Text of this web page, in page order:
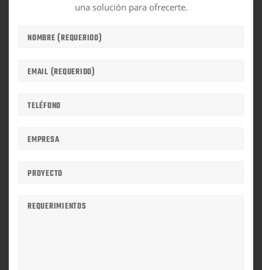
una solución para ofrecerte.